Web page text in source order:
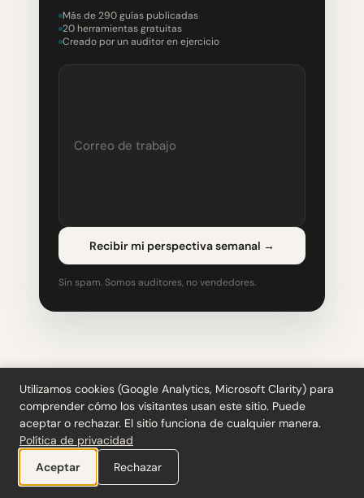
Más de 290 guías publicadas
20 herramientas gratuitas
Creado por un auditor en ejercicio
Recibir mi perspectiva semanal →
Sin spam. Somos auditores, no vendedores.
Utilizamos cookies (Google Analytics, Microsoft Clarity) para
comprender cómo los visitantes usan este sitio. Puede
aceptar o rechazar. El sitio funciona de cualquier manera.
Política de privacidad
Aceptar
Rechazar